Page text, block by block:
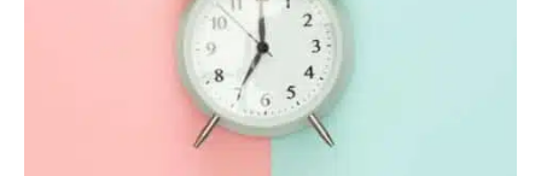
Conditions d’utilisation
Nous contacter
Politique de confidentialité